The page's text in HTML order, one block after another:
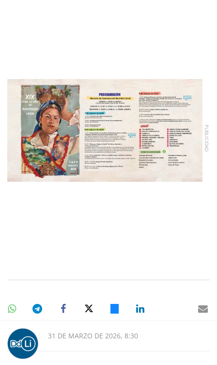
31 DE MARZO DE 2026, 8:30